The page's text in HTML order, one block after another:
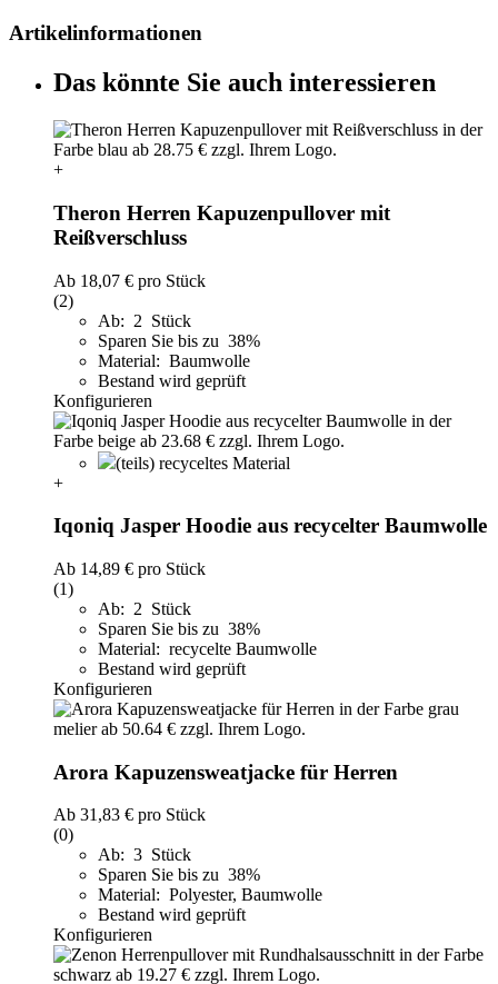
Artikelinformationen
Das könnte Sie auch interessieren
+
Theron Herren Kapuzenpullover mit
Reißverschluss
Ab 18,07 € pro Stück
(2)
Ab: 2 Stück
Sparen Sie bis zu 38%
Material: Baumwolle
Bestand wird geprüft
Konfigurieren
(teils) recyceltes Material
+
Iqoniq Jasper Hoodie aus recycelter Baumwolle
Ab 14,89 € pro Stück
(1)
Ab: 2 Stück
Sparen Sie bis zu 38%
Material: recycelte Baumwolle
Bestand wird geprüft
Konfigurieren
Arora Kapuzensweatjacke für Herren
Ab 31,83 € pro Stück
(0)
Ab: 3 Stück
Sparen Sie bis zu 38%
Material: Polyester, Baumwolle
Bestand wird geprüft
Konfigurieren